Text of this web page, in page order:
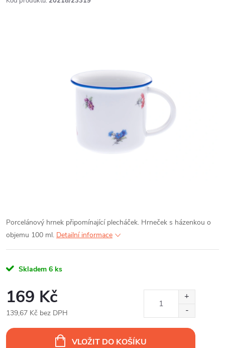
Porcelánový hrnek připomínající plecháček. Hrneček s házenkou o
objemu 100 ml. Detailní informace
Skladem 6 ks
169 Kč
139,67 Kč bez DPH
cena:
VLOŽIT DO KOŠÍKU